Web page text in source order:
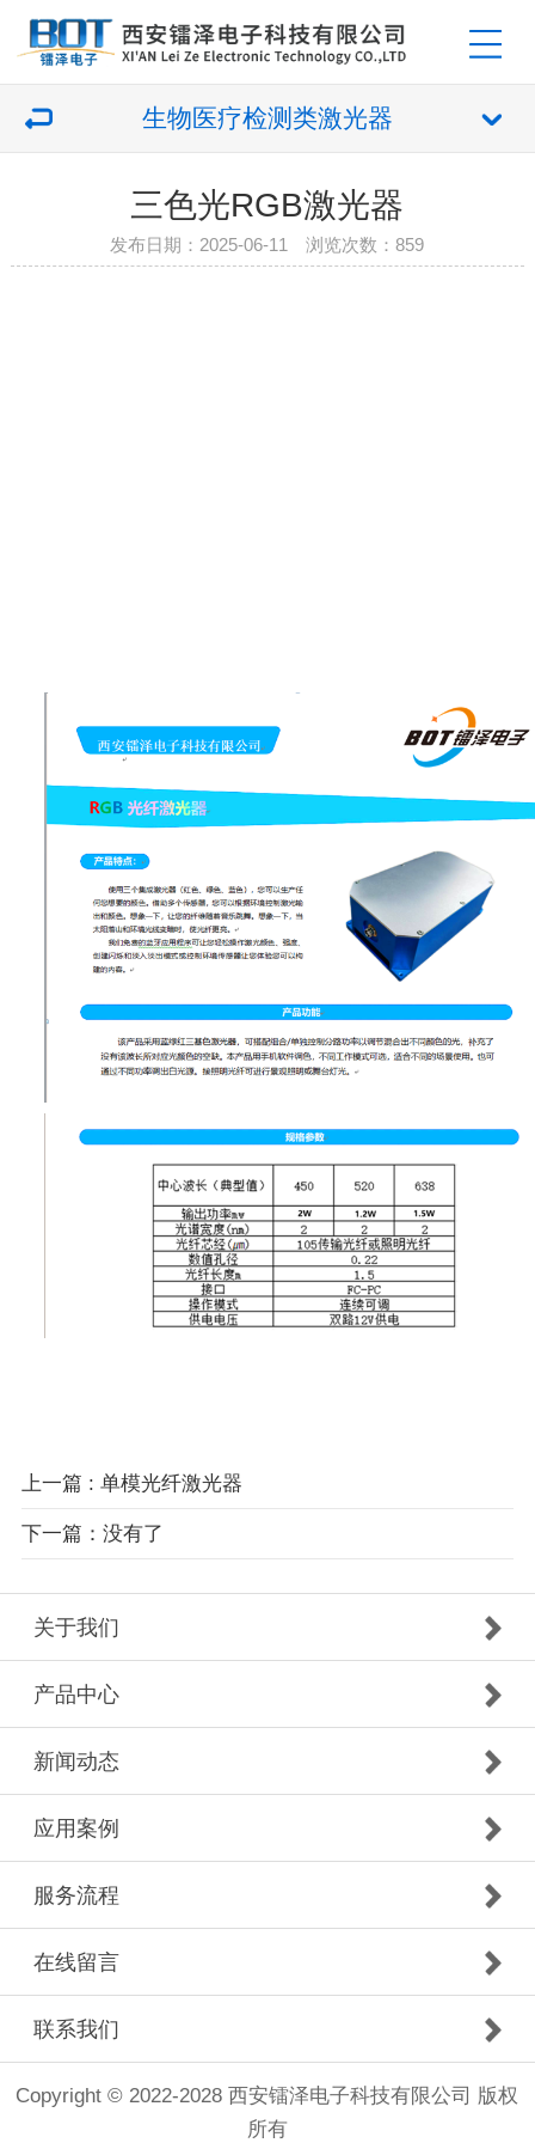
生物医疗检测类激光器
三色光RGB激光器
发布日期：2025-06-11 浏览次数：859
上一篇 : 单模光纤激光器
下一篇：没有了
关于我们
产品中心
新闻动态
应用案例
服务流程
在线留言
联系我们
Copyright © 2022-2028 西安镭泽电子科技有限公司 版权
所有